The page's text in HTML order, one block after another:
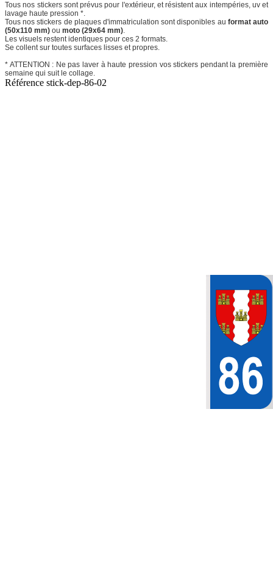
Tous nos stickers sont prévus pour l'extérieur, et résistent aux intempéries, uv et
lavage haute pression *.
Tous nos stickers de plaques d'immatriculation sont disponibles au format auto
(50x110 mm) ou moto (29x64 mm).
Les visuels restent identiques pour ces 2 formats.
Se collent sur toutes surfaces lisses et propres.
* ATTENTION : Ne pas laver à haute pression vos stickers pendant la première
semaine qui suit le collage.
Référence stick-dep-86-02